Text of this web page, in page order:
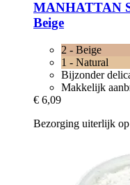
MANHATTAN
Beige
2 - Beige
1 - Natural
Bijzonder
Makkelijk
€ 6,09
Bezorging uiterlijk op